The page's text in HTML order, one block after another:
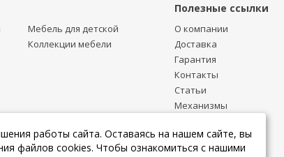
Полезные ссылки
Мебель для детcкой
Коллекции мебели
О компании
Доставка
Гарантия
Контакты
Статьи
Механизмы
Публичная оферта
работы сайта. Оставаясь на нашем сайте, вы
файлов cookies. Чтобы ознакомиться с нашими